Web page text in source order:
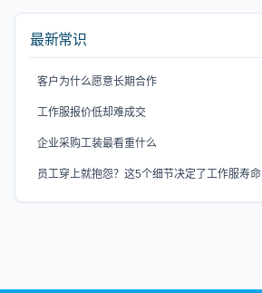
最新常识
客户为什么愿意长期合作
工作服报价低却难成交
企业采购工装最看重什么
员工穿上就抱怨？这5个细节决定了工作服寿命